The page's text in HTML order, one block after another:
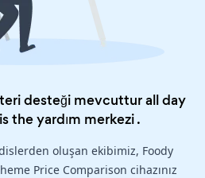
desteği mevcuttur all day
theyardım merkezi.
oluşan ekibimiz, Foody
Price Comparison cihazınız